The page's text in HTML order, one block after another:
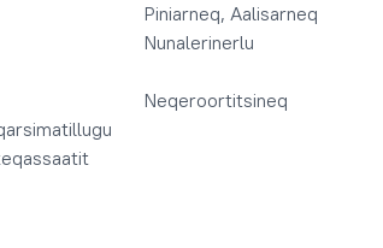
Piniarneq, Aalisarneq
Nunalerinerlu
Neqeroortitsineq